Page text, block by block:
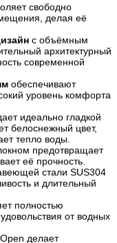
свободно
делая её
с объёмным
архитектурный
современной
обеспечивают
уровень комфорта
идеально гладкой
белоснежный цвет,
тепло воды.
предотвращает
её прочность.
стали SUS304
и длительный
полностью
от водных
делает